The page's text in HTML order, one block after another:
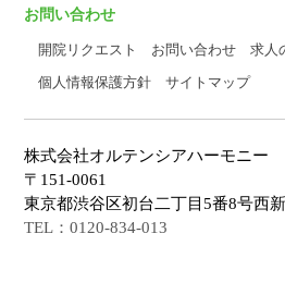
お問い合わせ
開院リクエスト お問い合わせ 求人
個人情報保護方針
サイトマップ
株式会社オルテンシアハーモニー
〒151-0061
東京都渋谷区初台二丁目5番8号西
TEL：0120-834-013